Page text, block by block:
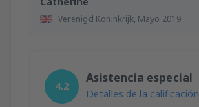
Verenigd Koninkrijk, Mayo 2019
4.2
Asistencia especial
Detalles de la calificación